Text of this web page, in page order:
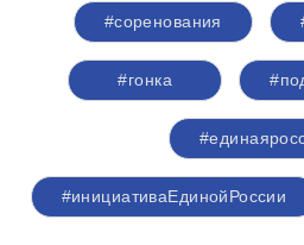
#соренования
#гонка
#инициативаЕдинойРоссии